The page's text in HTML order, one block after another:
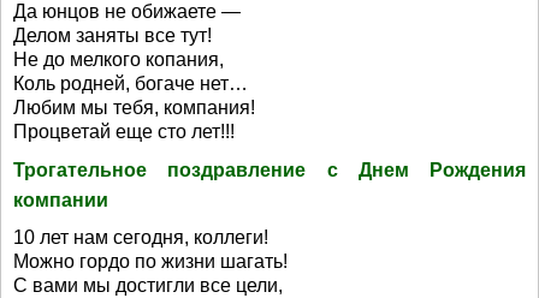
Да юнцов не обижаете —
Делом заняты все тут!
Не до мелкого копания,
Коль родней, богаче нет…
Любим мы тебя, компания!
Процветай еще сто лет!!!
Трогательное поздравление с Днем Рождения
компании
10 лет нам сегодня, коллеги!
Можно гордо по жизни шагать!
С вами мы достигли все цели,